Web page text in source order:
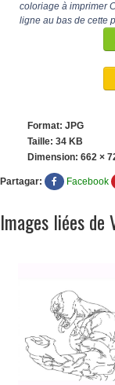
coloriage à imprimer
ligne au bas de cette
Format: JPG
Taille: 34 KB
Dimension: 662 ×
Partagar: Facebook
Images liées de